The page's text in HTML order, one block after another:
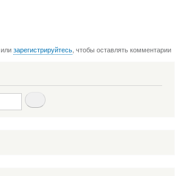
илизарегистрируйтесь, чтобы оставлять комментарии